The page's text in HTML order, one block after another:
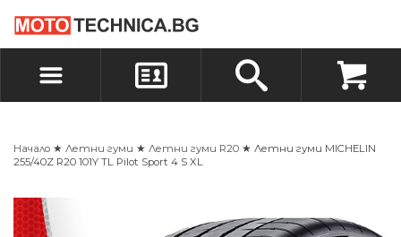
ВХОД
БЪРЗА ПОРЪЧКА ПОРЪЧКА
Начало ★ Летни гуми ★ Летни гуми R20 ★ Летни гуми MICHELIN
255/40Z R20 101Y TL Pilot Sport 4 S XL